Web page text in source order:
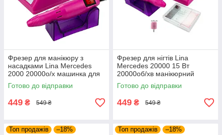
Фрезер для манікюру з
насадками Lina Mercedes
2000 20000о/х машинка для
нігтів гель лаку фрейзер Ліна
гарантія
Готово до відправки
449 ₴ 549 ₴
Фрезер для нігтів Lina
Mercedes 20000 15 Вт
20000об/хв манікюрний
фрейзер Ліна фрейзер для
манікюру
Готово до відправки
449 ₴ 549 ₴
Топ продажів –18% Топ продажів –18%